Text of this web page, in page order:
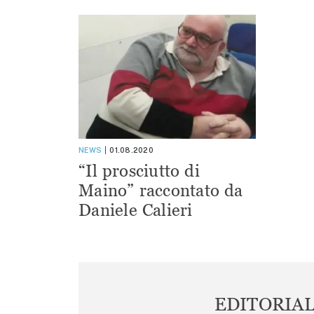
NEWS 01.08.2020
“Il prosciutto di
Maino” raccontato da
Daniele Calieri